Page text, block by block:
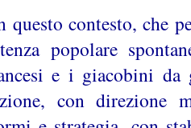
questo contesto, che
popolare
e i giacobini da
con direzione